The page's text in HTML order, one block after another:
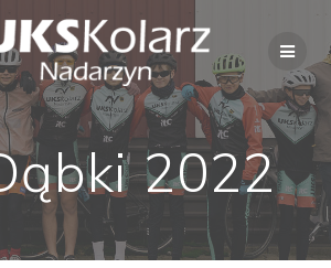
do
treści
2022